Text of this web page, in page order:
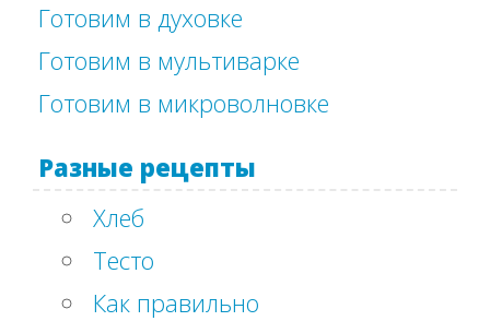
Готовим в духовке
Готовим в мультиварке
Готовим в микроволновке
Разные рецепты
Хлеб
Тесто
Как правильно